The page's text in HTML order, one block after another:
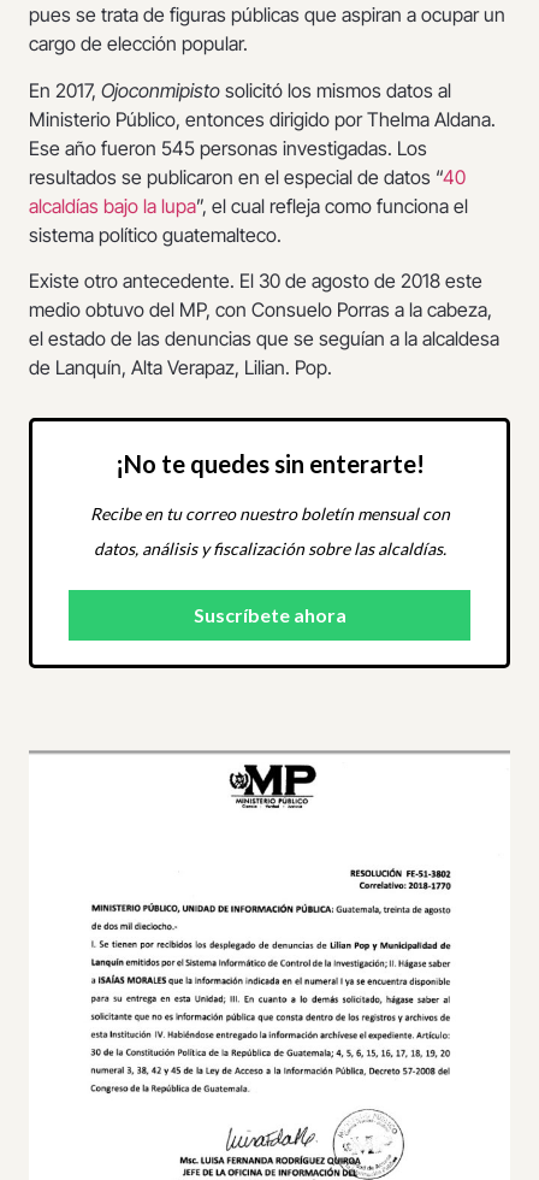
pues se trata de figuras públicas que aspiran a ocupar un
cargo de elección popular.
En 2017, Ojoconmipisto solicitó los mismos datos al
Ministerio Público, entonces dirigido por Thelma Aldana.
Ese año fueron 545 personas investigadas. Los
resultados se publicaron en el especial de datos “40
alcaldías bajo la lupa”, el cual refleja como funciona el
sistema político guatemalteco.
Existe otro antecedente. El 30 de agosto de 2018 este
medio obtuvo del MP, con Consuelo Porras a la cabeza,
el estado de las denuncias que se seguían a la alcaldesa
de Lanquín, Alta Verapaz, Lilian. Pop.
¡No te quedes sin enterarte!
Recibe en tu correo nuestro boletín mensual con
datos, análisis y fiscalización sobre las alcaldías.